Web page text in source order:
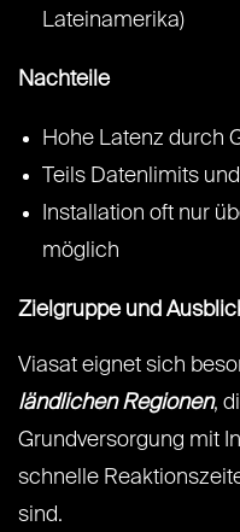
Lateinamerika)
Nachteile
Hohe Latenz durch
Teils Datenlimits
Installation oft nur
möglich
Zielgruppe und
Viasat eignet sich
ländlichen Regionen,
Grundversorgung mit
schnelle
sind.